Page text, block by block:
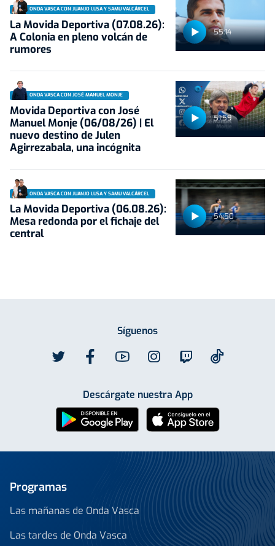
55:14
ONDA VASCA CON JUANJO LUSA Y SAMU VALCÁRCEL
La Movida Deportiva (07.08.26):
A Colonia en pleno volcán de
rumores
51:59
ONDA VASCA CON JOSÉ MANUEL MONJE
Movida Deportiva con José
Manuel Monje (06/08/26) | El
nuevo destino de Julen
Agirrezabala, una incógnita
54:50
ONDA VASCA CON JUANJO LUSA Y SAMU VALCÁRCEL
La Movida Deportiva (06.08.26):
Mesa redonda por el fichaje del
central
Síguenos
Descárgate nuestra App
Programas
Las mañanas de Onda Vasca
Las tardes de Onda Vasca